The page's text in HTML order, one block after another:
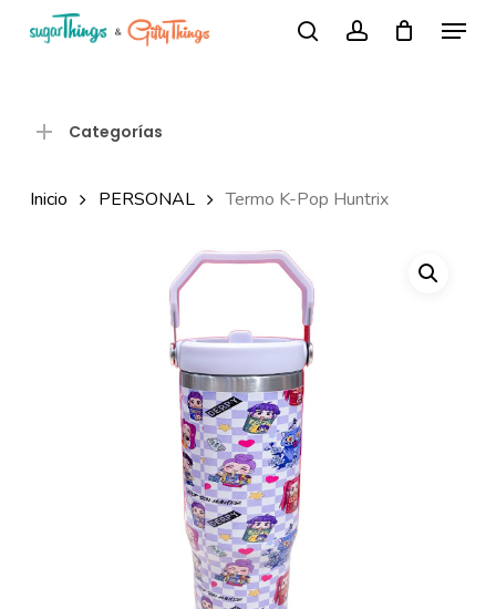
Búsqueda
Menu
Categorías
Inicio PERSONAL Termo K-Pop Huntrix